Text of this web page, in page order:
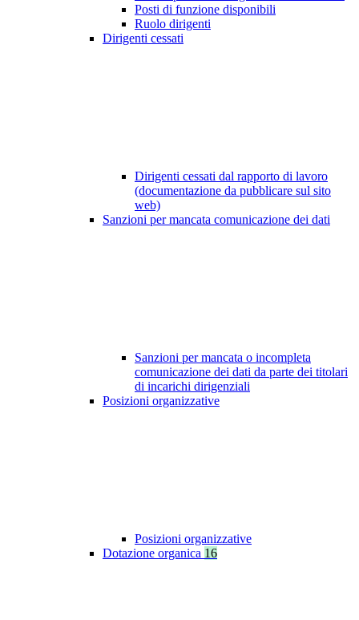
Posti di funzione disponibili
Ruolo dirigenti
Dirigenti cessati
Dirigenti cessati dal rapporto di lavoro
(documentazione da pubblicare sul sito
web)
Sanzioni per mancata comunicazione dei dati
Sanzioni per mancata o incompleta
comunicazione dei dati da parte dei titolari
di incarichi dirigenziali
Posizioni organizzative
Posizioni organizzative
Dotazione organica 16